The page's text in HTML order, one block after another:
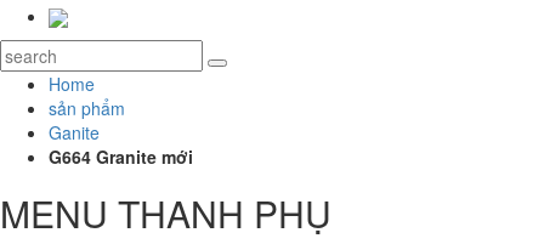
Home
sản phẩm
Ganite
G664 Granite mới
MENU THANH PHỤ